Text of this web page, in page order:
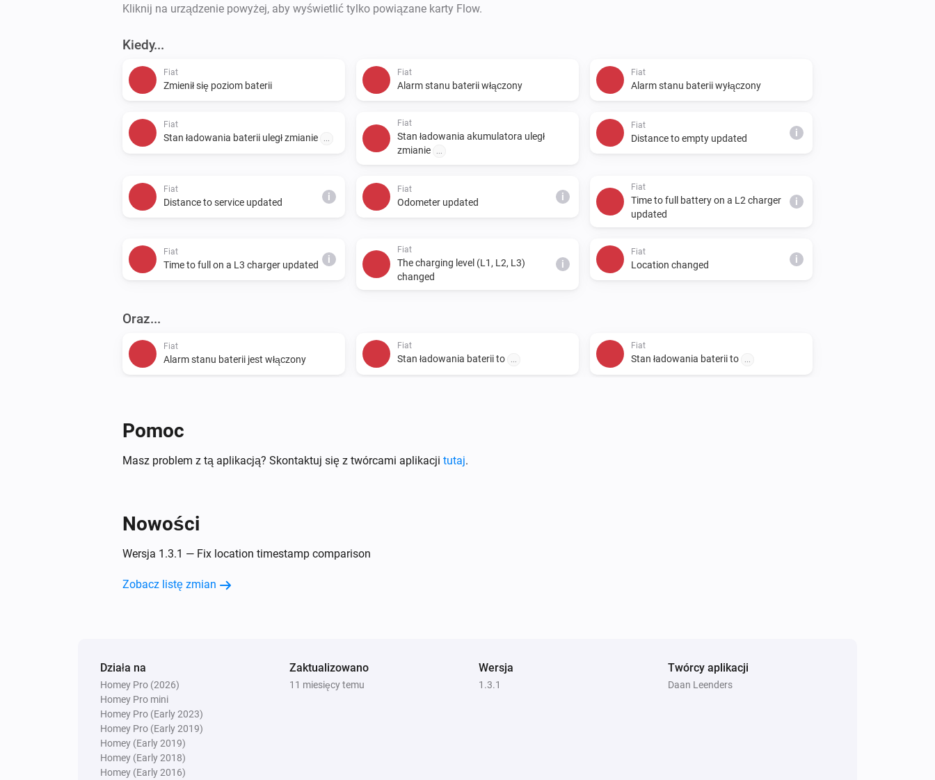
Kliknij na urządzenie powyżej, aby wyświetlić tylko powiązane karty Flow.
Kiedy...
Fiat
Zmienił się poziom baterii
Fiat
Alarm stanu baterii włączony
Fiat
Alarm stanu baterii wyłączony
Fiat
Stan ładowania baterii uległ zmianie ...
Fiat
Stan ładowania akumulatora uległ
zmianie
...
Fiat
Distance to empty updated i
Fiat
Distance to service updated i
Fiat
Odometer updated i
Fiat
Time to full battery on a L2 charger
updated
i
Fiat
Time to full on a L3 charger updated i
Fiat
The charging level (L1, L2, L3)
changed
i
Fiat
Location changed i
Oraz...
Fiat
Alarm stanu baterii jest włączony
Fiat
Stan ładowania baterii to ...
Fiat
Stan ładowania baterii to ...
Wtedy...
Pomoc
Masz problem z tą aplikacją? Skontaktuj się z twórcami aplikacji tutaj.
Nowości
Wersja 1.3.1 — Fix location timestamp comparison
Zobacz listę zmian
Działa na
Homey Pro (2026)
Homey Pro mini
Homey Pro (Early 2023)
Homey Pro (Early 2019)
Homey (Early 2019)
Homey (Early 2018)
Homey (Early 2016)
Zaktualizowano
11 miesięcy temu
Wersja
1.3.1
Twórcy aplikacji
Daan Leenders